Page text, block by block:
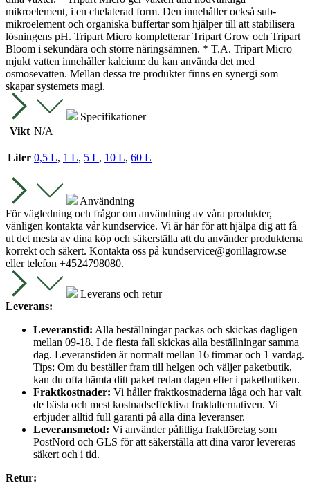
mikroelement, i en chelaterad form. Den innehåller också sub-
mikroelement och organiska buffertar som hjälper till att stabilisera
lösningens pH. Tripart Micro kompletterar Tripart Grow och Tripart
Bloom i sekundära och större näringsämnen. * T.A. Tripart Micro
mjukt vatten innehåller kalcium: du kan använda det med
osmosevatten. Mellan dessa tre produkter finns en synergi som
skapar systemets magi.
Specifikationer
Vikt N/A
Liter 0,5 L, 1 L, 5 L, 10 L, 60 L
Användning
För vägledning och frågor om användning av våra produkter,
vänligen kontakta vår kundservice. Vi är här för att hjälpa dig att få
ut det mesta av dina köp och säkerställa att du använder produkterna
korrekt och säkert. Kontakta oss på kundservice@gorillagrow.se
eller telefon +4524798080.
Leverans och retur
Leverans:
Leveranstid: Alla beställningar packas och skickas dagligen
mellan 09-18. I de flesta fall skickas alla beställningar samma
dag. Leveranstiden är normalt mellan 16 timmar och 1 vardag.
Tips: Om du beställer fram till helgen och väljer paketbutik,
kan du ofta hämta ditt paket redan dagen efter i paketbutiken.
Fraktkostnader: Vi håller fraktkostnaderna låga och har valt
de bästa och mest kostnadseffektiva fraktalternativen. Vi
erbjuder alltid full garanti på alla dina leveranser.
Leveransmetod: Vi använder pålitliga fraktföretag som
PostNord och GLS för att säkerställa att dina varor levereras
säkert och i tid.
Retur: